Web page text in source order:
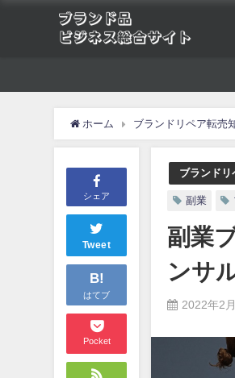
ホーム ブランドリペア転売
シェア
Tweet
B!
はてブ
Pocket
ブランドリ
副業
副業
ンサ
2022年2